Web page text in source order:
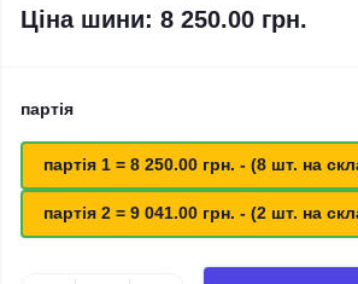
Ціна шини: 8 250.00 грн.
партія
партія 1 = 8 250.00 грн. - (8 шт. на
партія 2 = 9 041.00 грн. - (2 шт. на